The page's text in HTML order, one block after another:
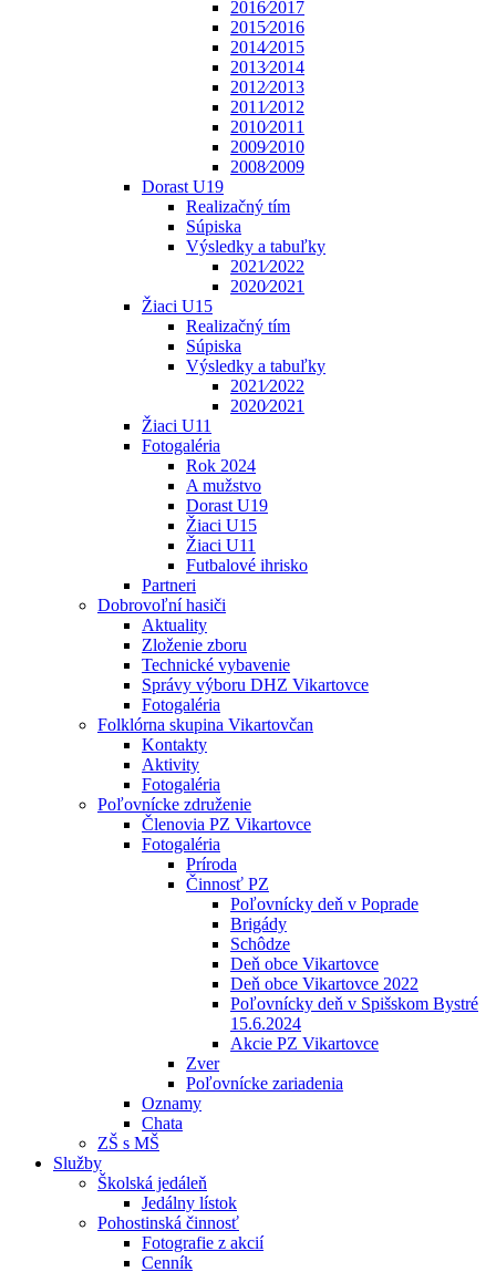
2016⁄2017
2015⁄2016
2014⁄2015
2013⁄2014
2012⁄2013
2011⁄2012
2010⁄2011
2009⁄2010
2008⁄2009
Dorast U19
Realizačný tím
Súpiska
Výsledky a tabuľky
2021⁄2022
2020⁄2021
Žiaci U15
Realizačný tím
Súpiska
Výsledky a tabuľky
2021⁄2022
2020⁄2021
Žiaci U11
Fotogaléria
Rok 2024
A mužstvo
Dorast U19
Žiaci U15
Žiaci U11
Futbalové ihrisko
Partneri
Dobrovoľní hasiči
Aktuality
Zloženie zboru
Technické vybavenie
Správy výboru DHZ Vikartovce
Fotogaléria
Folklórna skupina Vikartovčan
Kontakty
Aktivity
Fotogaléria
Poľovnícke združenie
Členovia PZ Vikartovce
Fotogaléria
Príroda
Činnosť PZ
Poľovnícky deň v Poprade
Brigády
Schôdze
Deň obce Vikartovce
Deň obce Vikartovce 2022
Poľovnícky deň v Spišskom Bystré
15.6.2024
Akcie PZ Vikartovce
Zver
Poľovnícke zariadenia
Oznamy
Chata
ZŠ s MŠ
Služby
Školská jedáleň
Jedálny lístok
Pohostinská činnosť
Fotografie z akcií
Cenník